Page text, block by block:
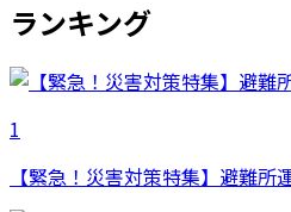
ランキング
1
【緊急！災害対策特集】避難所